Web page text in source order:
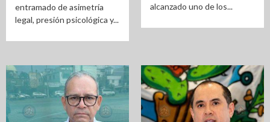
entramado de asimetría
legal, presión psicológica y...
alcanzado uno de los...